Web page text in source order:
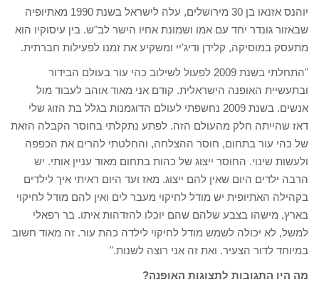
יוהנס אזנאו בן 30 מירושלים, עלה לישראל בשנת 1990 מאתיופיה
שבאזור גונדר יחד עם אמו ושמונת אחיו הישר לב"ש. בין עיסוקיו הוא
מתעסק במוסיקה, קלידן ודיג'יי ומשקיע את זמנו לפעילות חברתית.
"התחלתי בשנת 2009 לפעול לשילוב כהי עור בעולם הבידור
ובתעשיית האופנה הישראלית. קודם אני מאוד אוהב לעבוד מול
אנשים. בשנת 2009 נחשפתי לעולם הדוגמנות בגלל בת הזוג שלי
דאז שהייתה חלק מהעולם הזה. לפתע נתקלתי בחוסר הקבלה הזאת
של כהי עור בתחום, חוסר ההצלחה, והחלטתי להרים את הכפפה
ולעשות שינוי. החוסר ייצוג של כהות בתחום מאוד עניין אותי. יש
הרבה ילדים היום שאין להם ייצוג. מאז ועד היום ראיתי איך לילדים
בקהילה האתיופית יש מודל לחיקוי מעבר לים ואין להם מודל לחיקוי
בארץ, מישהו בצבע שלהם שהם יוכלו להזדהות איתו. בר רפאלי
למשל, לא יכולה לשמש מודל לחיקוי לילדה כהת עור. זה מאוד חשוב
במיוחד לדור הצעיר. ואת זה אני רוצה לשנות."
מה היו התגובות לתצוגות האופנה?